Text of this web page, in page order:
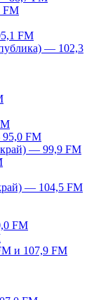
FM
FM
— 102,3
FM
— 99,9 FM
— 104,5 FM
FM
и 107,9 FM